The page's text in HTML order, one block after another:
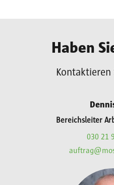
Haben
Kontaktieren
Bereichsleiter
030 21